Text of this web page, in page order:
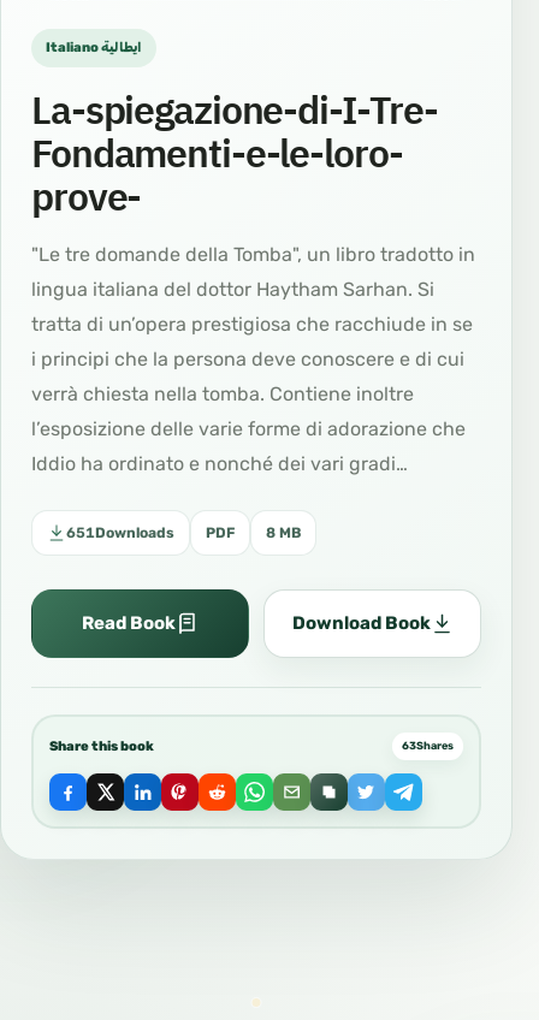
Italiano ايطالية
La-spiegazione-di-I-Tre-
Fondamenti-e-le-loro-
prove-
"Le tre domande della Tomba", un libro tradotto in
lingua italiana del dottor Haytham Sarhan. Si
tratta di un’opera prestigiosa che racchiude in se
i principi che la persona deve conoscere e di cui
verrà chiesta nella tomba. Contiene inoltre
l’esposizione delle varie forme di adorazione che
Iddio ha ordinato e nonché dei vari gradi…
651Downloads PDF 8 MB
Read Book Download Book
Share this book 63Shares